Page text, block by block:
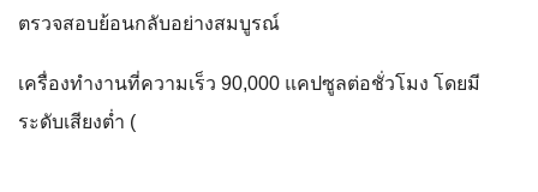
ตรวจสอบย้อนกลับอย่างสมบูรณ์
เครื่องทำงานที่ความเร็ว 90,000 แคปซูลต่อชั่วโมง โดยมี
ระดับเสียงต่ำ (